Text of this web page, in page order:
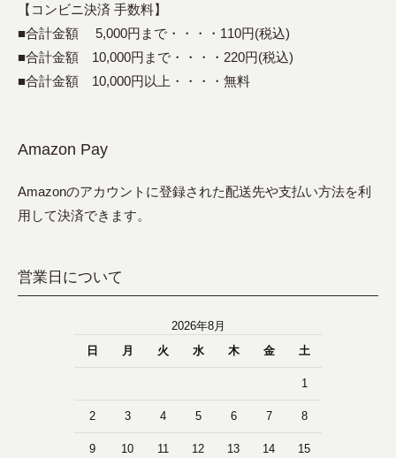
【コンビニ決済 手数料】
■合計金額 5,000円まで・・・・110円(税込)
■合計金額 10,000円まで・・・・220円(税込)
■合計金額 10,000円以上・・・・無料
Amazon Pay
Amazonのアカウントに登録された配送先や支払い方法を利
用して決済できます。
営業日について
2026年8月
日
月 火 水 木 金 土
1
2 3 4 5 6 7 8
9 10 11 12 13 14 15